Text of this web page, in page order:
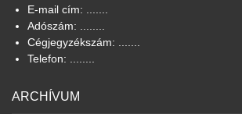
E-mail cím: .......
Adószám: ........
Cégjegyzékszám: .......
Telefon: ........
ARCHÍVUM